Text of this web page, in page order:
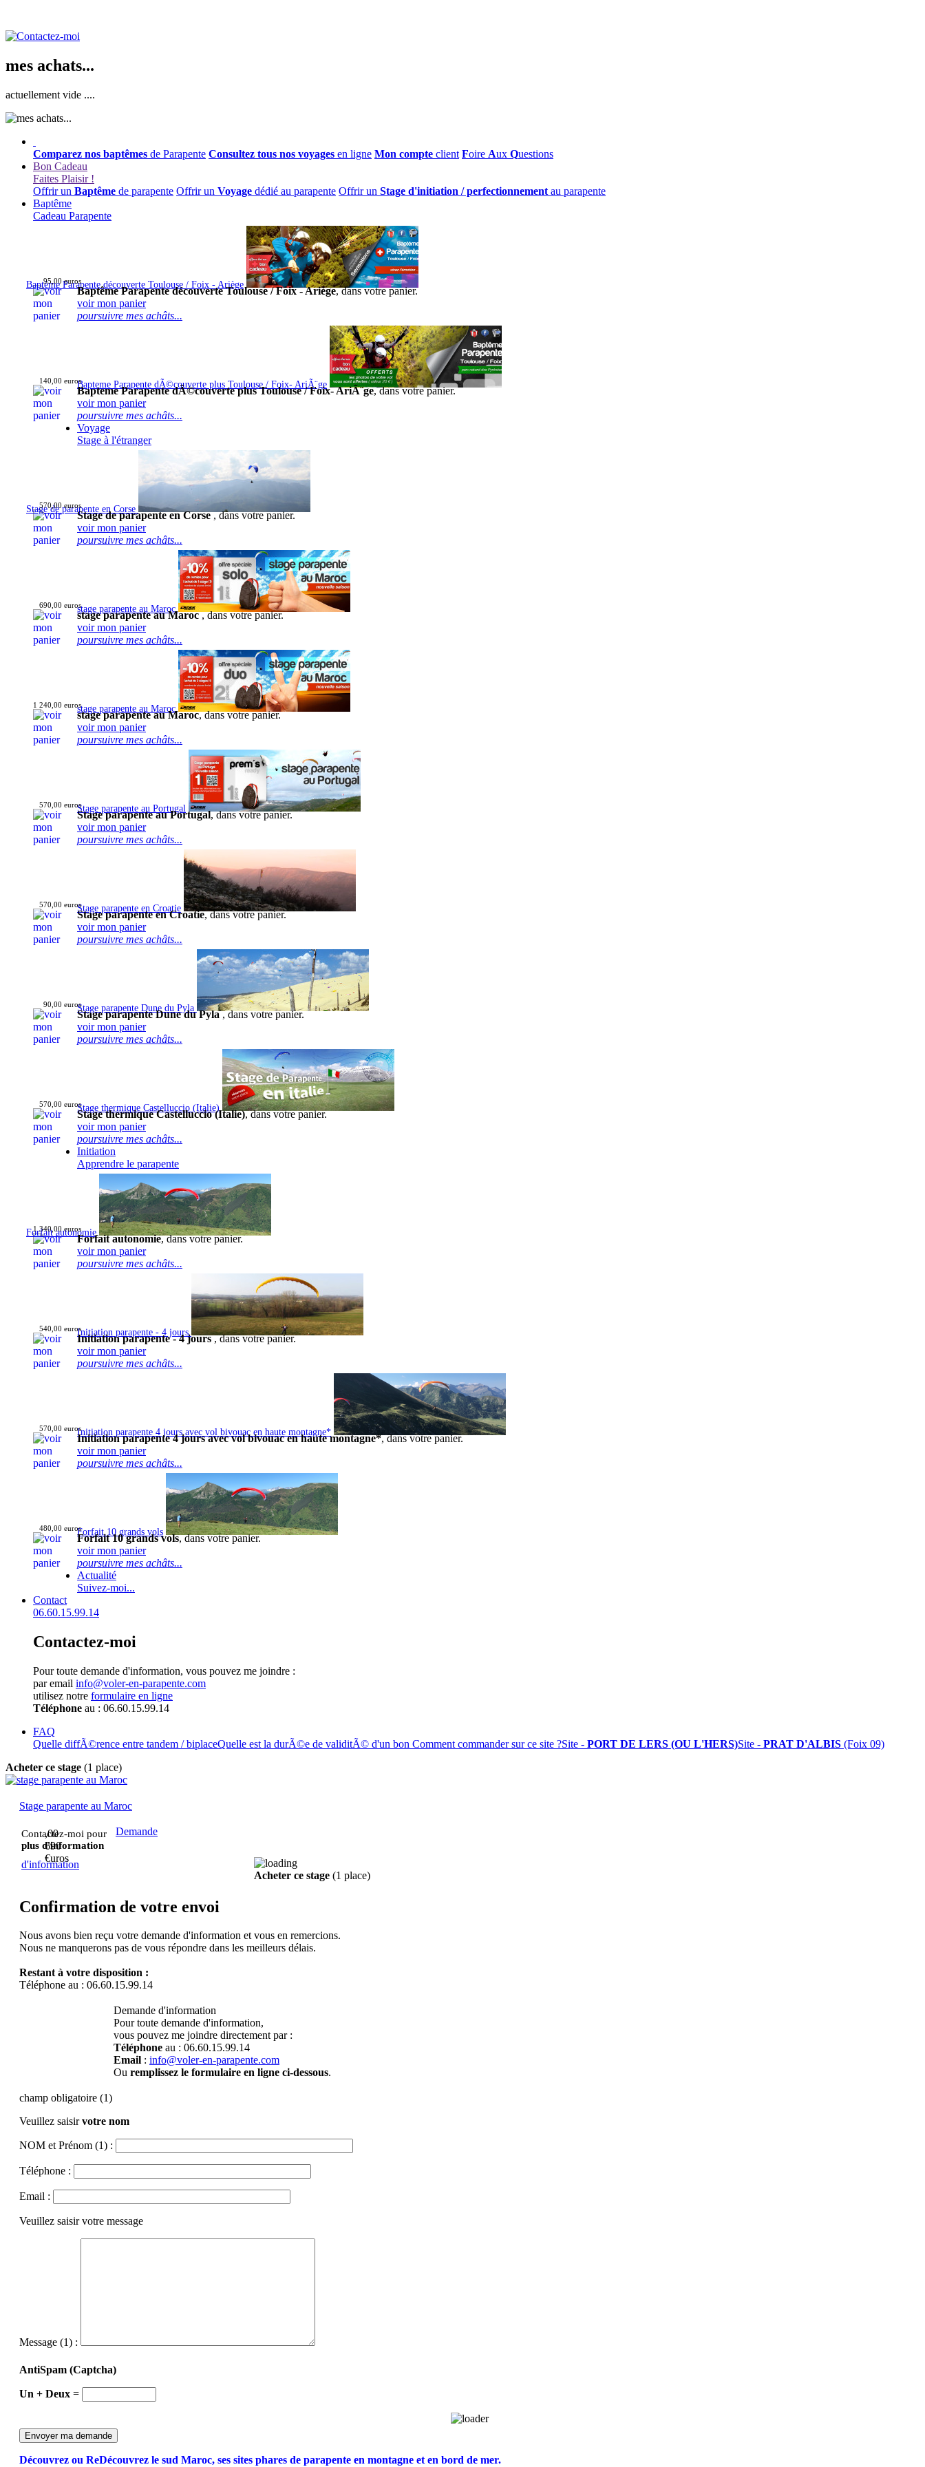
mes achats...
actuellement vide ....
Comparez nos baptêmes de Parapente Consultez tous nos voyages en ligne Mon compte client Foire Aux Questions
Bon Cadeau
Faites Plaisir !
Offrir un Baptême de parapente Offrir un Voyage dédié au parapente Offrir un Stage d'initiation / perfectionnement au parapente
Baptême
Cadeau Parapente
Baptême Parapente découverte Toulouse / Foix - Ariège
95,00 euros
Baptême Parapente découverte Toulouse / Foix - Ariège, dans votre panier.
voir mon panier
poursuivre mes achâts...
Bapteme Parapente dÃ©couverte plus Toulouse / Foix- AriÃ¨ge
140,00 euros
Bapteme Parapente dÃ©couverte plus Toulouse / Foix- AriÃ¨ge, dans votre panier.
voir mon panier
poursuivre mes achâts...
Voyage
Stage à l'étranger
Stage de parapente en Corse
570,00 euros
Stage de parapente en Corse, dans votre panier.
voir mon panier
poursuivre mes achâts...
stage parapente au Maroc
690,00 euros
stage parapente au Maroc, dans votre panier.
voir mon panier
poursuivre mes achâts...
stage parapente au Maroc
1 240,00 euros
stage parapente au Maroc, dans votre panier.
voir mon panier
poursuivre mes achâts...
Stage parapente au Portugal
570,00 euros
Stage parapente au Portugal, dans votre panier.
voir mon panier
poursuivre mes achâts...
Stage parapente en Croatie
570,00 euros
Stage parapente en Croatie, dans votre panier.
voir mon panier
poursuivre mes achâts...
Stage parapente Dune du Pyla
90,00 euros
Stage parapente Dune du Pyla, dans votre panier.
voir mon panier
poursuivre mes achâts...
Stage thermique Castelluccio (Italie)
570,00 euros
Stage thermique Castelluccio (Italie), dans votre panier.
voir mon panier
poursuivre mes achâts...
Initiation
Apprendre le parapente
Forfait autonomie
1 340,00 euros
Forfait autonomie, dans votre panier.
voir mon panier
poursuivre mes achâts...
Initiation parapente - 4 jours
540,00 euros
Initiation parapente - 4 jours, dans votre panier.
voir mon panier
poursuivre mes achâts...
Initiation parapente 4 jours avec vol bivouac en haute montagne*
570,00 euros
Initiation parapente 4 jours avec vol bivouac en haute montagne*, dans votre panier.
voir mon panier
poursuivre mes achâts...
Forfait 10 grands vols
480,00 euros
Forfait 10 grands vols, dans votre panier.
voir mon panier
poursuivre mes achâts...
Actualité
Suivez-moi...
Contact
06.60.15.99.14
Contactez-moi
Pour toute demande d'information, vous pouvez me joindre :
par email info@voler-en-parapente.com
utilisez notre formulaire en ligne
Téléphone au : 06.60.15.99.14
FAQ
Quelle diffÃ©rence entre tandem / biplaceQuelle est la durÃ©e de validitÃ© d'un bon Comment commander sur ce site ?Site - PORT DE LERS (OU L'HERS)Site - PRAT D'ALBIS (Foix 09)
Acheter ce stage (1 place)
Stage parapente au Maroc
Contactez-moi pour
plus d'information
Demande
d'information
,00
690
€uros
Acheter ce stage (1 place)
Confirmation de votre envoi
Nous avons bien reçu votre demande d'information et vous en remercions.
Nous ne manquerons pas de vous répondre dans les meilleurs délais.
Restant à votre disposition :
Téléphone au : 06.60.15.99.14
Demande d'information
Pour toute demande d'information,
vous pouvez me joindre directement par :
Téléphone au : 06.60.15.99.14
Email : info@voler-en-parapente.com
Ou remplissez le formulaire en ligne ci-dessous.
champ obligatoire (1)
Veuillez saisirvotre nom
NOM et Prénom (1) :
Téléphone :
Email :
Veuillez saisir votre message
Message (1) :
AntiSpam (Captcha)
Un + Deux =
Découvrez ou ReDécouvrez le sud Maroc, ses sites phares de parapente en montagne et en bord de mer.